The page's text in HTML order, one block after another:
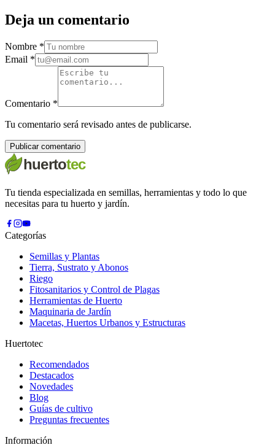
Deja un comentario
Nombre *
Email *
Comentario *
Tu comentario será revisado antes de publicarse.
Publicar comentario
Tu tienda especializada en semillas, herramientas y todo lo que
necesitas para tu huerto y jardín.
Categorías
Semillas y Plantas
Tierra, Sustrato y Abonos
Riego
Fitosanitarios y Control de Plagas
Herramientas de Huerto
Maquinaria de Jardín
Macetas, Huertos Urbanos y Estructuras
Huertotec
Recomendados
Destacados
Novedades
Blog
Guías de cultivo
Preguntas frecuentes
Información